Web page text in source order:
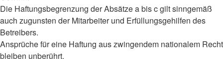
Die Haftungsbegrenzung der Absätze a bis c gilt sinngemäß
auch zugunsten der Mitarbeiter und Erfüllungsgehilfen des
Betreibers.
Ansprüche für eine Haftung aus zwingendem nationalem Recht
bleiben unberührt.